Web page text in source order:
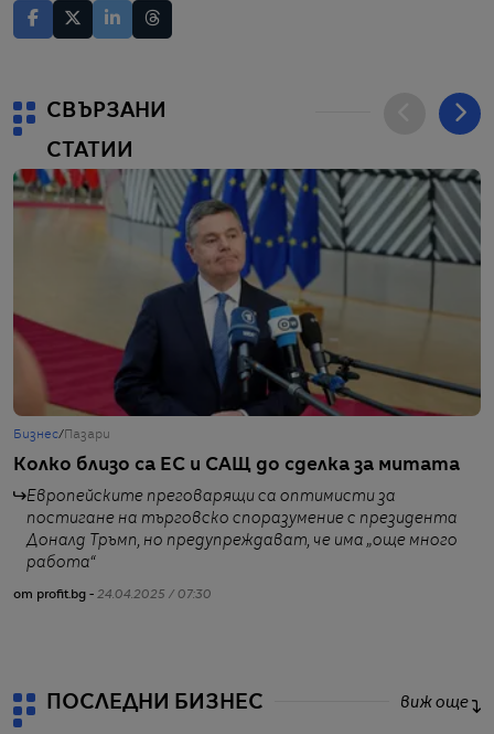
СВЪРЗАНИ
СТАТИИ
Бизнес/Пазари
Колко близо са ЕС и САЩ до сделка за митата
Европейските преговарящи са оптимисти за
постигане на търговско споразумение с президента
Доналд Тръмп, но предупреждават, че има „още много
работа“
от profit.bg - 24.04.2025 / 07:30
ПОСЛЕДНИ БИЗНЕС виж още